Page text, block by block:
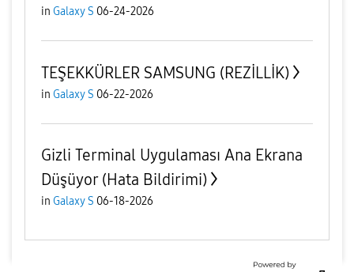
in Galaxy S 06-24-2026
TEŞEKKÜRLER SAMSUNG (REZİLLİK)
in Galaxy S 06-22-2026
Gizli Terminal Uygulaması Ana Ekrana
Düşüyor (Hata Bildirimi)
in Galaxy S 06-18-2026